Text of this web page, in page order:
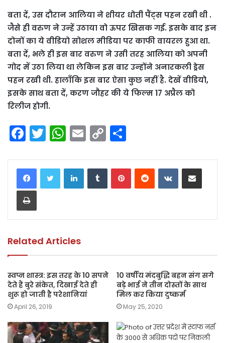
बता दें, उस दौरान आलिया ने शीयर धोती पैंट्स पहन रखी थी .
जैसे ही वरुण ने उन्हें उठाया वो ऊपर खिसक गई. इसके बाद इन
दोनों का ये वीडियो सोशल मीडिया पर काफी वायरल हुआ था.
बता दें, भले ही इस बार वरुण ने उसी तरह आलिया को अपनी
गोद में उठा लिया था लेकिन इस बार उन्होंने अनारकली ड्रेस
पहन रखी थी. हालाँकि इस बार ऐसा कुछ नहीं है. देखें वीडियो,
इसके साथ बता दें, करण जौहर की ये फिल्म 17 अप्रैल को
रिलीज होगी.
F
c
e
b
o
k
T
itt
er
W
a
ts
p
E
ai
l
C
p
y
n
ar
e
LinkedInTumblrPinterestReddit VKontakteShare via Email
Print
Related Articles
स्वप्न शास्त्र: इस तरह के 10 सपने
देते हैं बुरे संकेत, दिखाई देते ही
शुरू हो जाती है परेशानियां
April 26, 2019
10 वर्षीय मंदबुद्धि बहन संग सगे
बड़े भाई ने तीन दोस्तों के साथ
मिल कर किया दुष्कर्म
May 25, 2020